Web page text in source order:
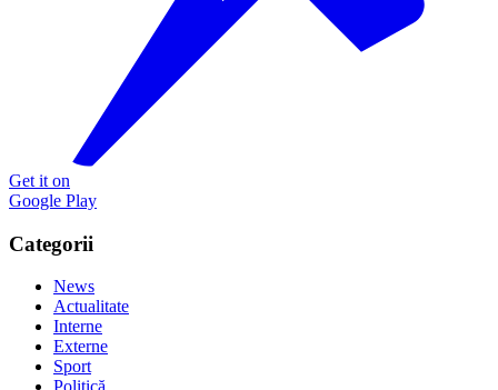
Get it on
Google Play
Categorii
News
Actualitate
Interne
Externe
Sport